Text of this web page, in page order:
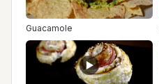
Guacamole